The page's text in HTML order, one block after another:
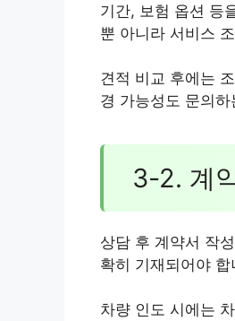
기간, 보험 옵션 등
뿐 아니라 서비스
견적 비교 후에는
경 가능성도 문의
3-2. 계
상담 후 계약서 작
확히 기재되어야
차량 인도 시에는